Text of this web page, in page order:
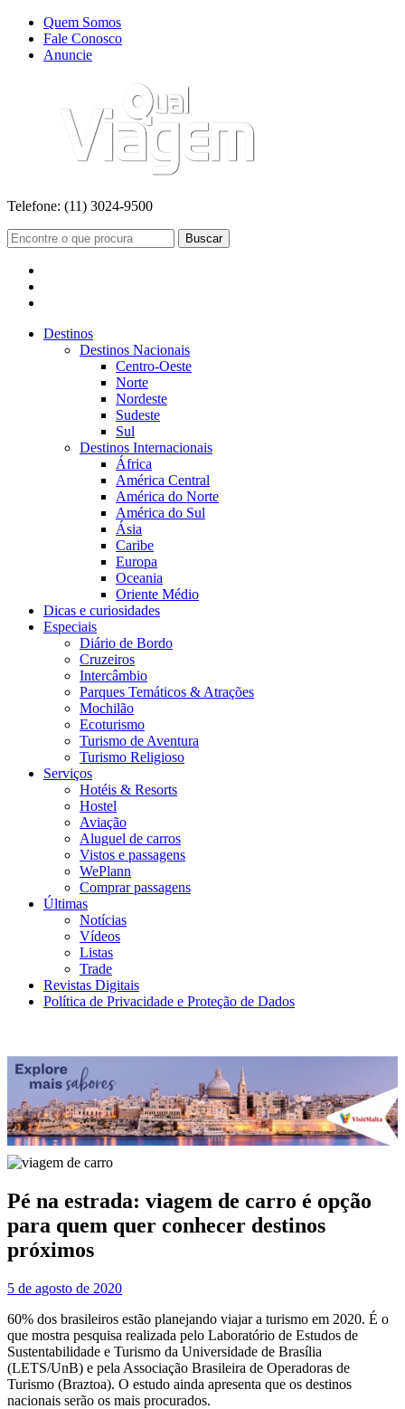
Quem Somos
Fale Conosco
Anuncie
Telefone: (11) 3024-9500
Buscar
Destinos
Destinos Nacionais
Centro-Oeste
Norte
Nordeste
Sudeste
Sul
Destinos Internacionais
África
América Central
América do Norte
América do Sul
Ásia
Caribe
Europa
Oceania
Oriente Médio
Dicas e curiosidades
Especiais
Diário de Bordo
Cruzeiros
Intercâmbio
Parques Temáticos & Atrações
Mochilão
Ecoturismo
Turismo de Aventura
Turismo Religioso
Serviços
Hotéis & Resorts
Hostel
Aviação
Aluguel de carros
Vistos e passagens
WePlann
Comprar passagens
Últimas
Notícias
Vídeos
Listas
Trade
Revistas Digitais
Política de Privacidade e Proteção de Dados
Pé na estrada: viagem de carro é opção
para quem quer conhecer destinos
próximos
5 de agosto de 2020
60% dos brasileiros estão planejando viajar a turismo em 2020. É o
que mostra pesquisa realizada pelo Laboratório de Estudos de
Sustentabilidade e Turismo da Universidade de Brasília
(LETS/UnB) e pela Associação Brasileira de Operadoras de
Turismo (Braztoa). O estudo ainda apresenta que os destinos
nacionais serão os mais procurados.